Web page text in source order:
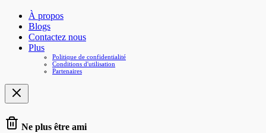
À propos
Blogs
Contactez nous
Plus
Politique de confidentialité
Conditions d'utilisation
Partenaires
Ne plus être ami